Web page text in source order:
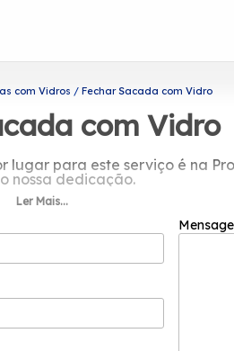
com Vidros Fechar Sacada com Vidro
com Vidro
para este serviço é na
nossa dedicação.
todas suas dúvidas, entre
Ler Mais...